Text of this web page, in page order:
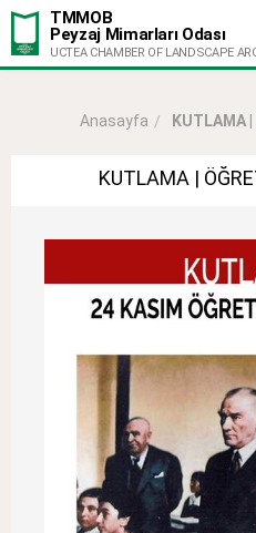
TMMOB
Peyzaj Mimarları Odası
UCTEA CHAMBER OF LANDSCAPE
Anasayfa KUTLAMA
KUTLAMA |